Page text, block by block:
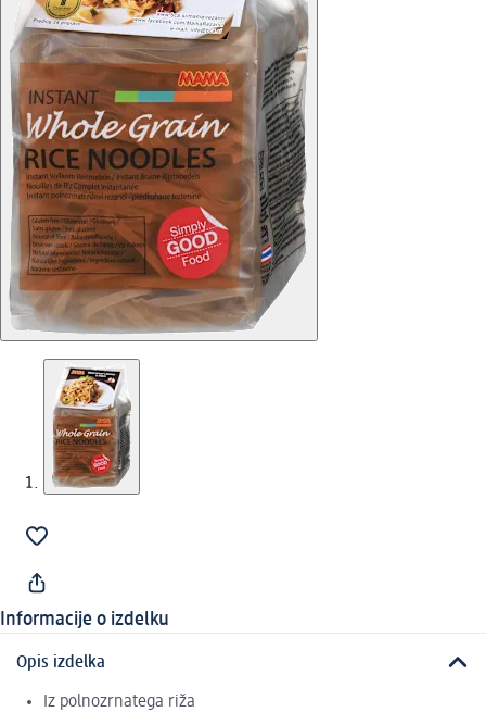
Informacije o izdelku
Opis izdelka
Iz polnozrnatega riža